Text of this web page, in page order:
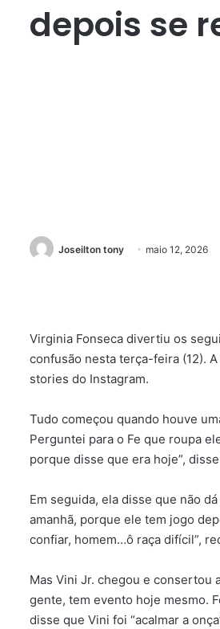
depois se
Joseilton tony maio 12, 2026
Virginia Fonseca divertiu os
confusão nesta terça-feira (12).
stories do Instagram.
Tudo começou quando houve
Perguntei para o Fe que roupa
porque disse que era hoje”,
Em seguida, ela disse que não
amanhã, porque ele tem jogo
confiar, homem…ô raça difícil”,
Mas Vini Jr. chegou e consertou
gente, tem evento hoje mesmo.
disse que Vini foi “acalmar a